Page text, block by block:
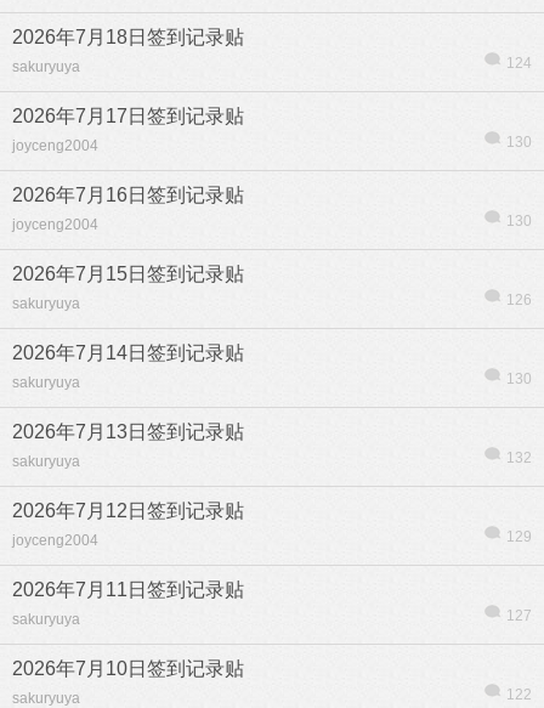
2026年7月18日签到记录贴
sakuryuya 124
2026年7月17日签到记录贴
joyceng2004 130
2026年7月16日签到记录贴
joyceng2004 130
2026年7月15日签到记录贴
sakuryuya 126
2026年7月14日签到记录贴
sakuryuya 130
2026年7月13日签到记录贴
sakuryuya 132
2026年7月12日签到记录贴
joyceng2004 129
2026年7月11日签到记录贴
sakuryuya 127
2026年7月10日签到记录贴
sakuryuya 122